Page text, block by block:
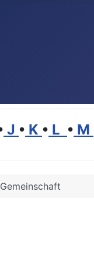
J • K • L • M